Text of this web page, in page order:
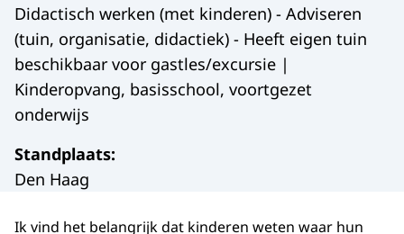
Didactisch werken (met kinderen) - Adviseren
(tuin, organisatie, didactiek) - Heeft eigen tuin
beschikbaar voor gastles/excursie |
Kinderopvang, basisschool, voortgezet
onderwijs
Standplaats:
Den Haag
Ik vind het belangrijk dat kinderen weten waar hun